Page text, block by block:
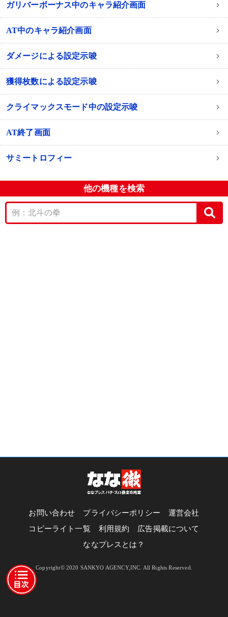
ガリバーボーナス中のキャラ紹介画面
AT中のキャラ紹介画面
ダメージによる設定示唆
獲得枚数による設定示唆
クライマックスモード中の設定示唆
AT終了画面
サミートロフィー
他の機種を検索
お問い合わせ プライバシーポリシー
運営会社
コピーライト一覧
利用規約
広告掲載について
ななプレスとは？
Copyright© 2020 SANKYO AGENCY,INC. All Rights Reserved.